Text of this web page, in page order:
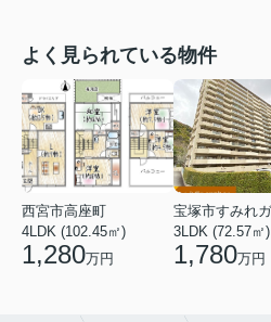
よく見られている物件
西宮市高座町
4LDK (102.45㎡)
1,280万円
3LDK (72.57㎡)
1,780万円